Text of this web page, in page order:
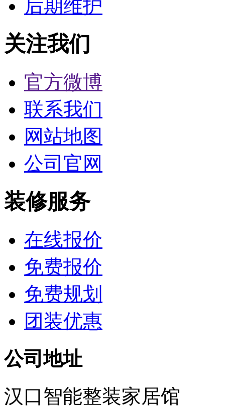
后期维护
关注我们
官方微博
联系我们
网站地图
公司官网
装修服务
在线报价
免费报价
免费规划
团装优惠
公司地址
汉口智能整装家居馆